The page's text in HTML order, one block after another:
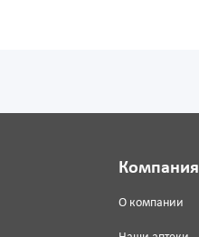
Компания
О компании